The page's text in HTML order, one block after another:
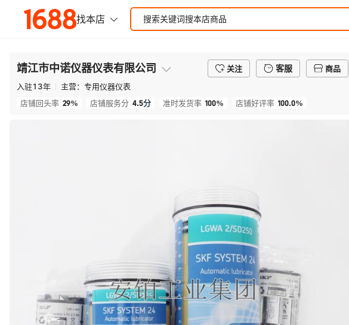
靖江市中诺仪器仪表有限公司 关注 客服
商品
入驻13年 主营： 专用仪器仪表
店铺回头率 29% 店铺服务分 4.5分 准时发货率 100% 店铺好评率 100.0%